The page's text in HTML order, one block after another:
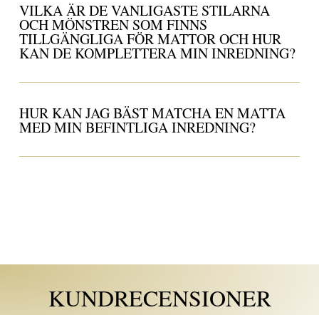
VILKA ÄR DE VANLIGASTE STILARNA
OCH MÖNSTREN SOM FINNS
TILLGÄNGLIGA FÖR MATTOR OCH HUR
KAN DE KOMPLETTERA MIN INREDNING?
HUR KAN JAG BÄST MATCHA EN MATTA
MED MIN BEFINTLIGA INREDNING?
KUNDRECENSIONER